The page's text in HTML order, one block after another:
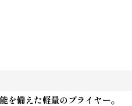
を備えた軽量のプライヤー。